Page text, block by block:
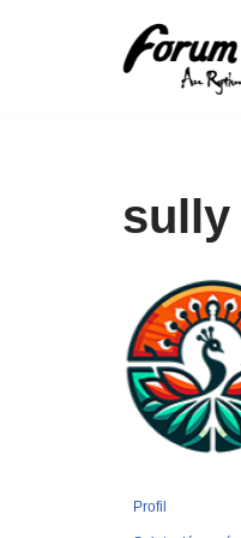
sully
Profil